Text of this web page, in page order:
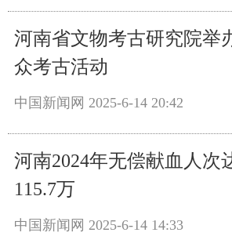
河南省文物考古研究院举
众考古活动
中国新闻网 2025-6-14 20:42
河南2024年无偿献血人次
115.7万
中国新闻网 2025-6-14 14:33